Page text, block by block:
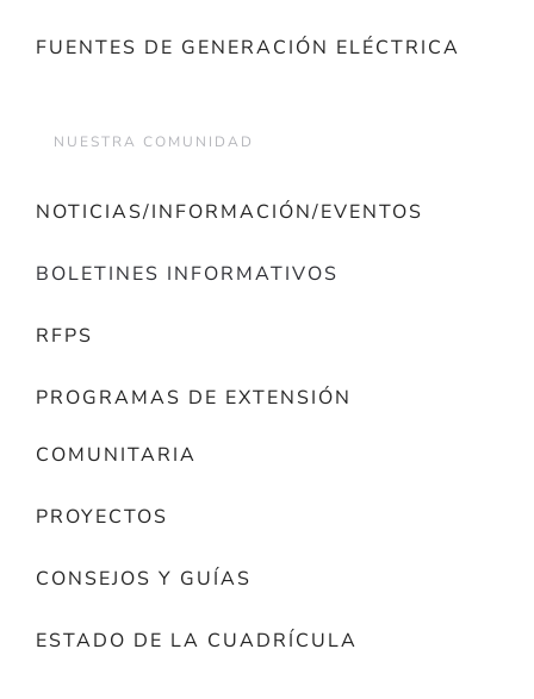
FUENTES DE GENERACIÓN ELÉCTRICA
NUESTRA COMUNIDAD
NOTICIAS/INFORMACIÓN/EVENTOS
BOLETINES INFORMATIVOS
RFPS
PROGRAMAS DE EXTENSIÓN
COMUNITARIA
PROYECTOS
CONSEJOS Y GUÍAS
ESTADO DE LA CUADRÍCULA